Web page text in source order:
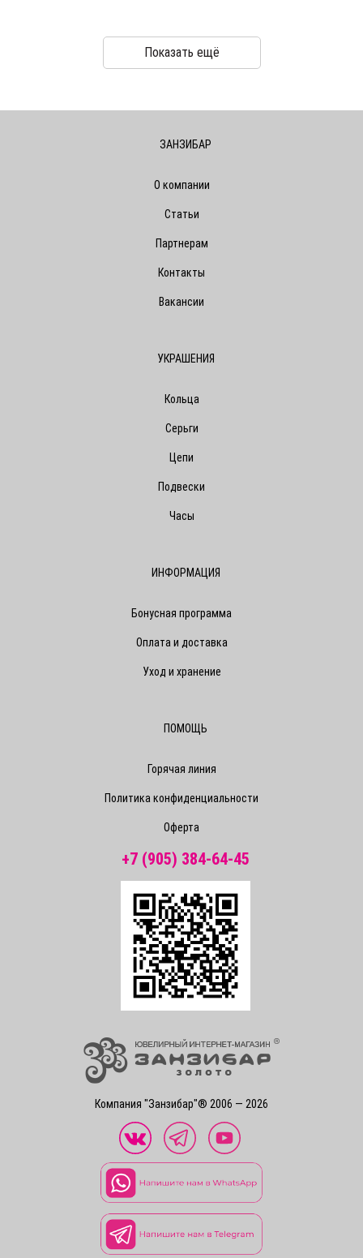
Показать ещё
Компания "Занзибар"® 2006 — 2026
ЗАНЗИБАР
О компании
Статьи
Партнерам
Контакты
Вакансии
УКРАШЕНИЯ
Кольца
Серьги
Цепи
Подвески
Часы
ИНФОРМАЦИЯ
Бонусная программа
Оплата и доставка
Уход и хранение
ПОМОЩЬ
Горячая линия
Политика конфиденциальности
Оферта
+7 (905) 384-64-45